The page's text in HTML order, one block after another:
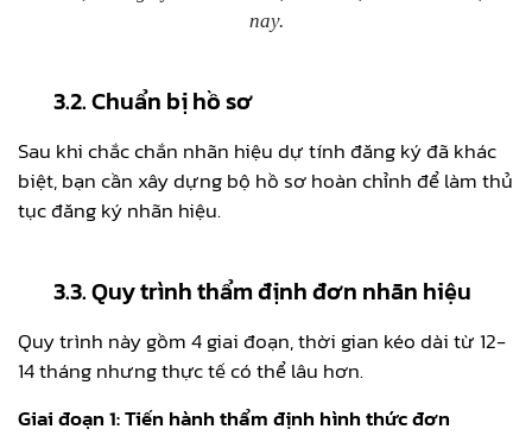
nay.
3.2. Chuẩn bị hồ sơ
Sau khi chắc chắn nhãn hiệu dự tính đăng ký đã khác
biệt, bạn cần xây dựng bộ hồ sơ hoàn chỉnh để làm thủ
tục đăng ký nhãn hiệu.
3.3. Quy trình thẩm định đơn nhãn hiệu
Quy trình này gồm 4 giai đoạn, thời gian kéo dài từ 12-
14 tháng nhưng thực tế có thể lâu hơn.
Giai đoạn 1: Tiến hành thẩm định hình thức đơn